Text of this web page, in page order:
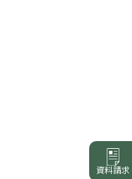
資料請求